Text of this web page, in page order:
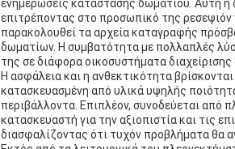
ενημερώσεις κατάστασης δωματίου. Αυτή η
επιτρέποντας στο προσωπικό της ρεσεψιόν
παρακολουθεί τα αρχεία καταγραφής
δωματίων. Η συμβατότητα με πολλαπλές
της σε διάφορα οικοσυστήματα διαχείρισης
Η ασφάλεια και η ανθεκτικότητα
κατασκευασμένη από υλικά υψηλής
περιβάλλοντα. Επιπλέον, συνοδεύεται από
κατασκευαστή για την αξιοπιστία και τις
διασφαλίζοντας ότι τυχόν προβλήματα θα